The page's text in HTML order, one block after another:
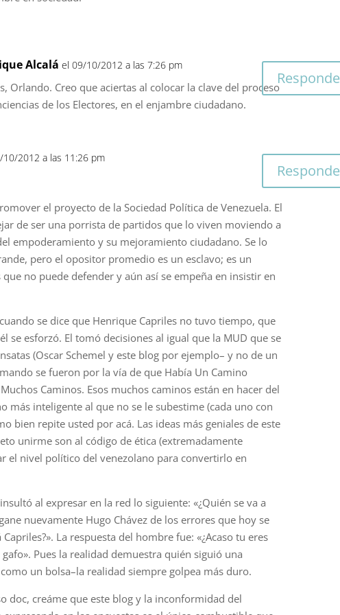
Alcalá el 09/10/2012 a las 7:26 pm
Orlando. Creo que aciertas al colocar la clave del proceso
de los Electores, en el enjambre ciudadano.
10/2012 a las 11:26 pm
el proyecto de la Sociedad Política de Venezuela. El
de ser una porrista de partidos que lo viven moviendo a
empoderamiento y su mejoramiento ciudadano. Se lo
pero el opositor promedio es un esclavo; es un
que no puede defender y aún así se empeña en insistir en
se dice que Henrique Capriles no tuvo tiempo, que
se esforzó. El tomó decisiones al igual que la MUD que se
(Oscar Schemel y este blog por ejemplo– y no de un
se fueron por la vía de que Había Un Camino
Caminos. Esos muchos caminos están en hacer del
más inteligente al que no se le subestime (cada uno con
bien repite usted por acá. Las ideas más geniales de este
unirme son al código de ética (extremadamente
el nivel político del venezolano para convertirlo en
al expresar en la red lo siguiente: «¿Quién se va a
nuevamente Hugo Chávez de los errores que hoy se
Capriles?». La respuesta del hombre fue: «¿Acaso tu eres
Pues la realidad demuestra quién siguió una
un bolsa–la realidad siempre golpea más duro.
doc, creáme que este blog y la inconformidad del